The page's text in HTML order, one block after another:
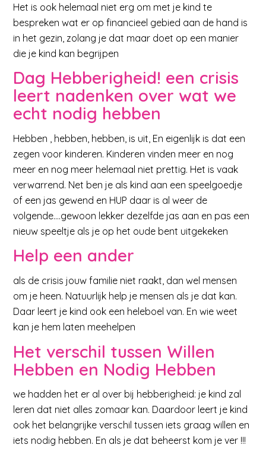
Het is ook helemaal niet erg om met je kind te
bespreken wat er op financieel gebied aan de hand is
in het gezin, zolang je dat maar doet op een manier
die je kind kan begrijpen
Dag Hebberigheid! een crisis
leert nadenken over wat we
echt nodig hebben
Hebben , hebben, hebben, is uit, En eigenlijk is dat een
zegen voor kinderen. Kinderen vinden meer en nog
meer en nog meer helemaal niet prettig. Het is vaak
verwarrend. Net ben je als kind aan een speelgoedje
of een jas gewend en HUP daar is al weer de
volgende….gewoon lekker dezelfde jas aan en pas een
nieuw speeltje als je op het oude bent uitgekeken
Help een ander
als de crisis jouw familie niet raakt, dan wel mensen
om je heen. Natuurlijk help je mensen als je dat kan.
Daar leert je kind ook een heleboel van. En wie weet
kan je hem laten meehelpen
Het verschil tussen Willen
Hebben en Nodig Hebben
we hadden het er al over bij hebberigheid: je kind zal
leren dat niet alles zomaar kan. Daardoor leert je kind
ook het belangrijke verschil tussen iets graag willen en
iets nodig hebben. En als je dat beheerst kom je ver !!!